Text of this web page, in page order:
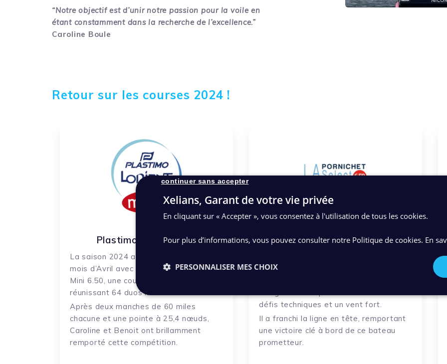
“Notre objectif est d’unir notre passion pour la voile en
étant constamment dans la recherche de l’excellence.”
Caroline Boule
Retour sur les courses 2024 !
Plastimo Lorient Mini
La saison 2024 a démarré en beauté
mois d’Avril avec la PlastimoLorient
Mini 6.50, une course palpitante
réunissant 64 duos mixtes.
Après deux manches de 60 miles
chacune et une pointe à 25,4 nœuds,
Caroline et Benoit ont brillamment
remporté cette compétition.
Pornichet select 2024
10 ans après !
défis techniques et un vent fort.
Il a franchi la ligne en tête, remportant
une victoire clé à bord de ce bateau
prometteur.
Xelians, Garant de votre vie privée
En cliquant sur « Accepter », vous consentez à l'utilisation de tous les cookies.
Pour plus d’informations, vous pouvez consulter notre Politique de cookies. En
continuer sans accepter
PERSONNALISER MES CHOIX